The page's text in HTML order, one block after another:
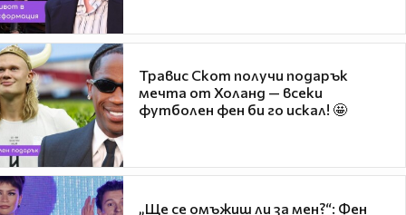
Травис Скот получи подарък
мечта от Холанд — всеки
футболен фен би го искал! 🤩
„Ще се омъжиш ли за мен?“: Фен